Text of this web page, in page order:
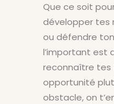
Que ce soit
développer tes
ou défendre
l’important est
reconnaître tes
opportunité
obstacle, on